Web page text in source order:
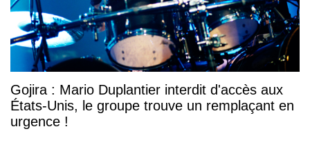
Gojira : Mario Duplantier interdit d'accès aux
États-Unis, le groupe trouve un remplaçant en
urgence !